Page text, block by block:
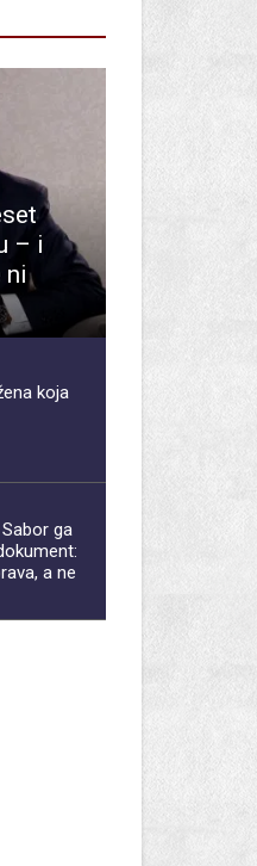
– i
ni
koja
ga
a ne